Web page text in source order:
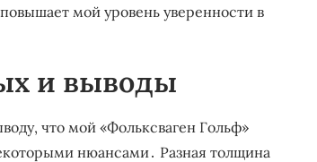
мой уровень уверенности в
и выводы
что мой «Фольксваген Гольф»
нюансами․ Разная толщина